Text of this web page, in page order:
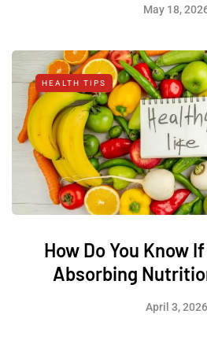
May 18,
HEALTH TIPS
How Do You Know
Absorbing
April 3, 2026